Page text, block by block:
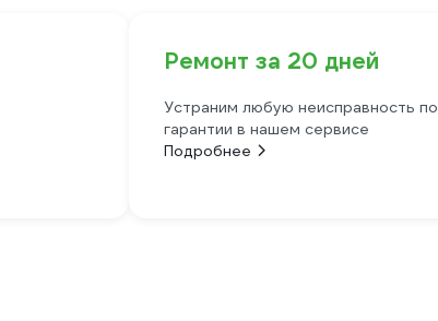
Ремонт за 20 дней
Устраним любую неисправность по
гарантии в нашем сервисе
Подробнее